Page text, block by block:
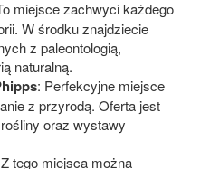
miejsce zachwyci każdego
W środku znajdziecie
z paleontologią,
naturalną.
: Perfekcyjne miejsce
z przyrodą. Oferta jest
oraz wystawy
tego miejsca można